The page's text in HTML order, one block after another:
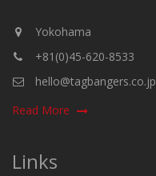
Yokohama
+81(0)45-620-8533
hello@tagbangers.co.jp
Read More
Links